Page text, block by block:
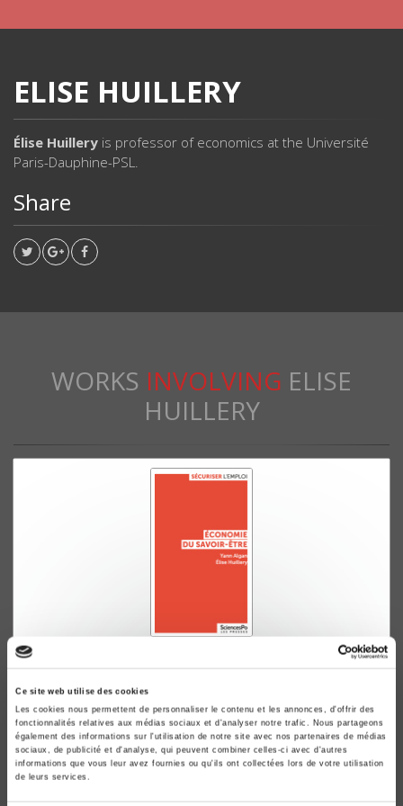
Ce site web utilise des cookies
Les cookies nous permettent de personnaliser le contenu et les annonces, d'offrir des
fonctionnalités relatives aux médias sociaux et d'analyser notre trafic. Nous partageons
également des informations sur l'utilisation de notre site avec nos partenaires de médias
sociaux, de publicité et d'analyse, qui peuvent combiner celles-ci avec d'autres
informations que vous leur avez fournies ou qu'ils ont collectées lors de votre utilisation
de leurs services.
ELISE HUILLERY
Élise Huillery is professor of economics at the Université
Paris-Dauphine-PSL.
Share
WORKS INVOLVING ELISE
HUILLERY
Economie du savoir-être
Yann Algan, Elise Huillery